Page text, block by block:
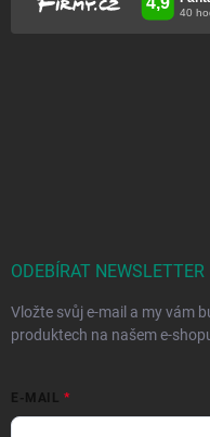
ODEBÍRAT NEWSLETTER
Vložte svůj e-mail a my vám
produktech na našem e-
E-MAIL